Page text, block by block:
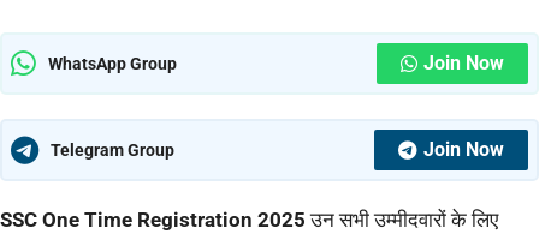
WhatsApp Group Join Now
Telegram Group Join Now
SSC One Time Registration 2025 उन सभी उम्मीदवारों के लिए